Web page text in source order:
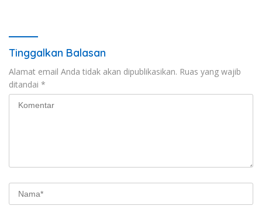
Tinggalkan Balasan
Alamat email Anda tidak akan dipublikasikan. Ruas yang wajib
ditandai *